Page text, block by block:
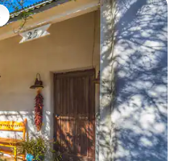
más destacados